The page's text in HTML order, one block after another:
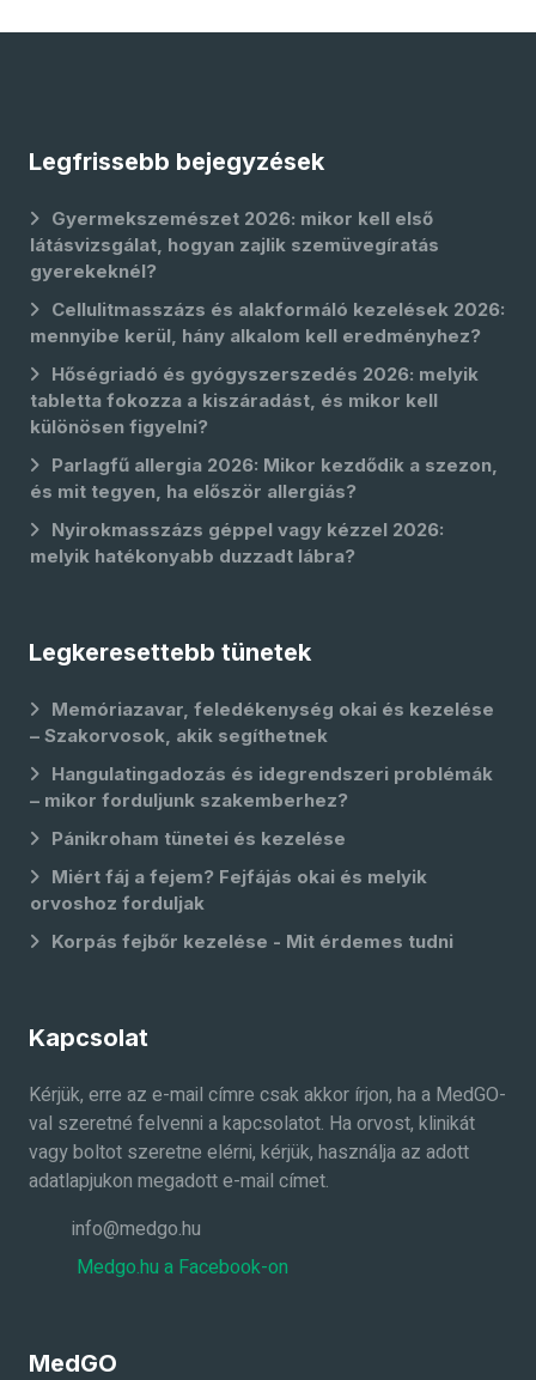
Legfrissebb bejegyzések
Gyermekszemészet 2026: mikor kell első
látásvizsgálat, hogyan zajlik szemüvegíratás
gyerekeknél?
Cellulitmasszázs és alakformáló kezelések 2026:
mennyibe kerül, hány alkalom kell eredményhez?
Hőségriadó és gyógyszerszedés 2026: melyik
tabletta fokozza a kiszáradást, és mikor kell
különösen figyelni?
Parlagfű allergia 2026: Mikor kezdődik a szezon,
és mit tegyen, ha először allergiás?
Nyirokmasszázs géppel vagy kézzel 2026:
melyik hatékonyabb duzzadt lábra?
Legkeresettebb tünetek
Memóriazavar, feledékenység okai és kezelése
– Szakorvosok, akik segíthetnek
Hangulatingadozás és idegrendszeri problémák
– mikor forduljunk szakemberhez?
Pánikroham tünetei és kezelése
Miért fáj a fejem? Fejfájás okai és melyik
orvoshoz forduljak
Korpás fejbőr kezelése - Mit érdemes tudni
Kapcsolat
Kérjük, erre az e-mail címre csak akkor írjon, ha a MedGO-
val szeretné felvenni a kapcsolatot. Ha orvost, klinikát
vagy boltot szeretne elérni, kérjük, használja az adott
adatlapjukon megadott e-mail címet.
info@medgo.hu
Medgo.hu a Facebook-on
MedGO